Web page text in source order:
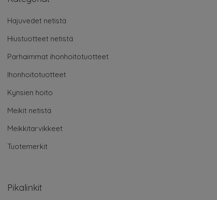
Hajuvedet netistä
Hiustuotteet netistä
Parhaimmat ihonhoitotuotteet
Ihonhoitotuotteet
Kynsien hoito
Meikit netistä
Meikkitarvikkeet
Tuotemerkit
Pikalinkit